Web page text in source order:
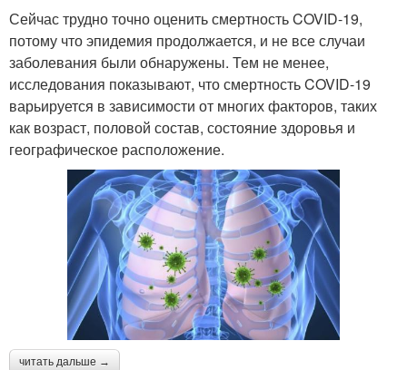
Сейчас трудно точно оценить смертность COVID-19,
потому что эпидемия продолжается, и не все случаи
заболевания были обнаружены. Тем не менее,
исследования показывают, что смертность COVID-19
варьируется в зависимости от многих факторов, таких
как возраст, половой состав, состояние здоровья и
географическое расположение.
читать дальше →